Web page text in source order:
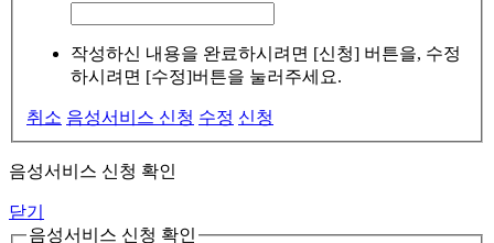
작성하신 내용을 완료하시려면 [신청] 버튼을, 수정
하시려면 [수정]버튼을 눌러주세요.
취소 음성서비스 신청 수정 신청
음성서비스 신청 확인
닫기
음성서비스 신청 확인